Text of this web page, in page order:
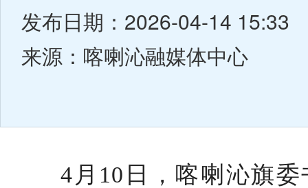
发布日期：2026-04-14 15:33
来源：喀喇沁融媒体中心
4 月 10 日， 喀喇沁旗委